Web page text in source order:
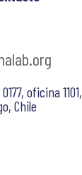
oficina 1101,
Chile